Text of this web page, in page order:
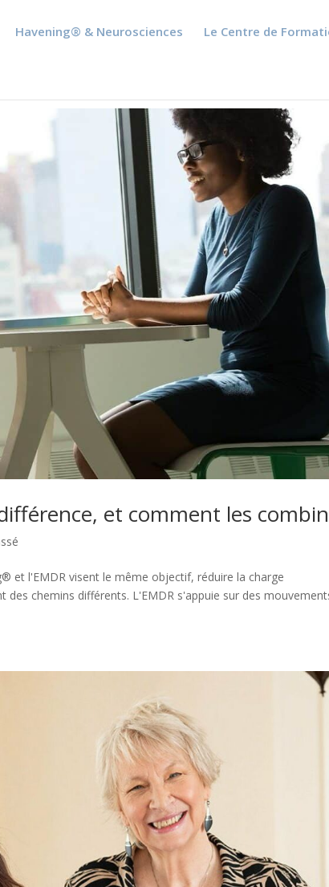
Havening® & Neurosciences Le Centre de
et comment les
et l'EMDR visent le même objectif, réduire la charge
chemins différents. L'EMDR s'appuie sur des